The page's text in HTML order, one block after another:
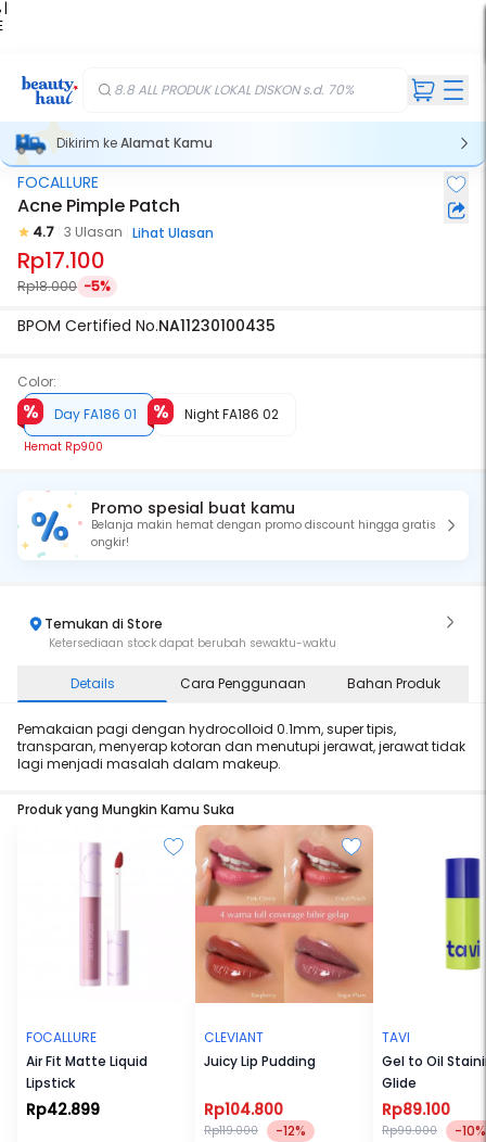
|
8.8 ALL PRODUK LOKAL DISKON s.d. 70%
Dikirim keAlamat Kamu
FOCALLURE
Acne Pimple Patch
4.7 3 Ulasan Lihat Ulasan
Rp17.100
Rp18.000 -5%
BPOM Certified No.NA11230100435
Color:
Day FA186 01
Hemat Rp900
Night FA186 02
Promo spesial buat kamu
Belanja makin hemat dengan promo discount hingga gratis
ongkir!
Temukan di Store
Ketersediaan stock dapat berubah sewaktu-waktu
Details Cara Penggunaan Bahan Produk
Pemakaian pagi dengan hydrocolloid 0.1mm, super tipis,
transparan, menyerap kotoran dan menutupi jerawat, jerawat tidak
lagi menjadi masalah dalam makeup.
Produk yang Mungkin Kamu Suka
FOCALLURE
Air Fit Matte Liquid
Lipstick
Rp42.899
CLEVIANT
Juicy Lip Pudding
Rp104.800
Rp119.000 -12%
TAVI
Gel to Oil
Glide
Rp89.100
Rp99.000 -10%